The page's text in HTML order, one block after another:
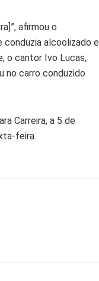
afirmou o
conduzia alcoolizado e
o cantor Ivo Lucas,
no carro conduzido
Carreira, a 5 de
feira.